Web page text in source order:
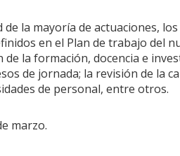
la mayoría de actuaciones,
en el Plan de trabajo del
la formación, docencia e
de jornada; la revisión de la
de personal, entre otros.
marzo.